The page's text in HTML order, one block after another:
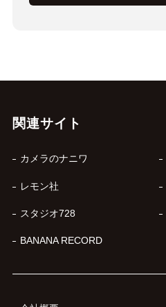
関連サイト
カメラのナニワ
レモン社
スタジオ728
BANANA RECORD